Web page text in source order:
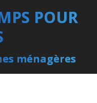
POUR
ménagères